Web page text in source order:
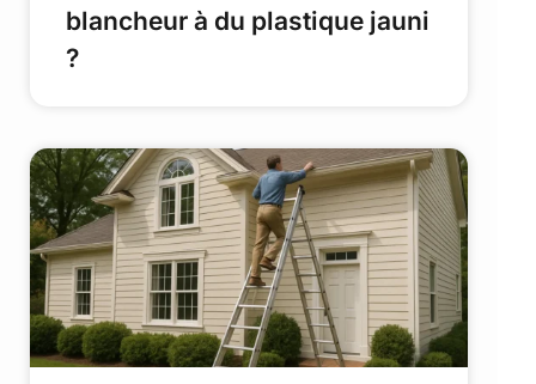
blancheur à du plastique jauni
?